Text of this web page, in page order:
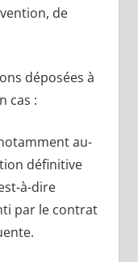
de
déposées à
cas :
au-
définitive
à-dire
par le contrat